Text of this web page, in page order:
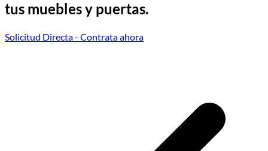
tus muebles y puertas.
Solicitud Directa- Contrata ahora